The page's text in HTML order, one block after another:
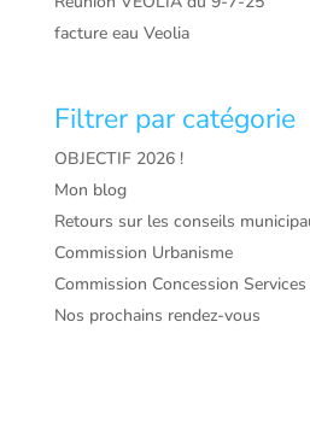
facture eau Veolia
Filtrer par catégorie
OBJECTIF 2026 !
Mon blog
Retours sur les conseils
Commission Urbanisme
Commission Concession
Nos prochains rendez-vous